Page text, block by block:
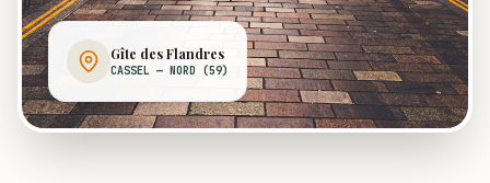
Gîte des Flandres
CASSEL — NORD (59)